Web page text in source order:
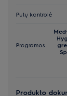
Putų kontrolė
Programos
Produkto